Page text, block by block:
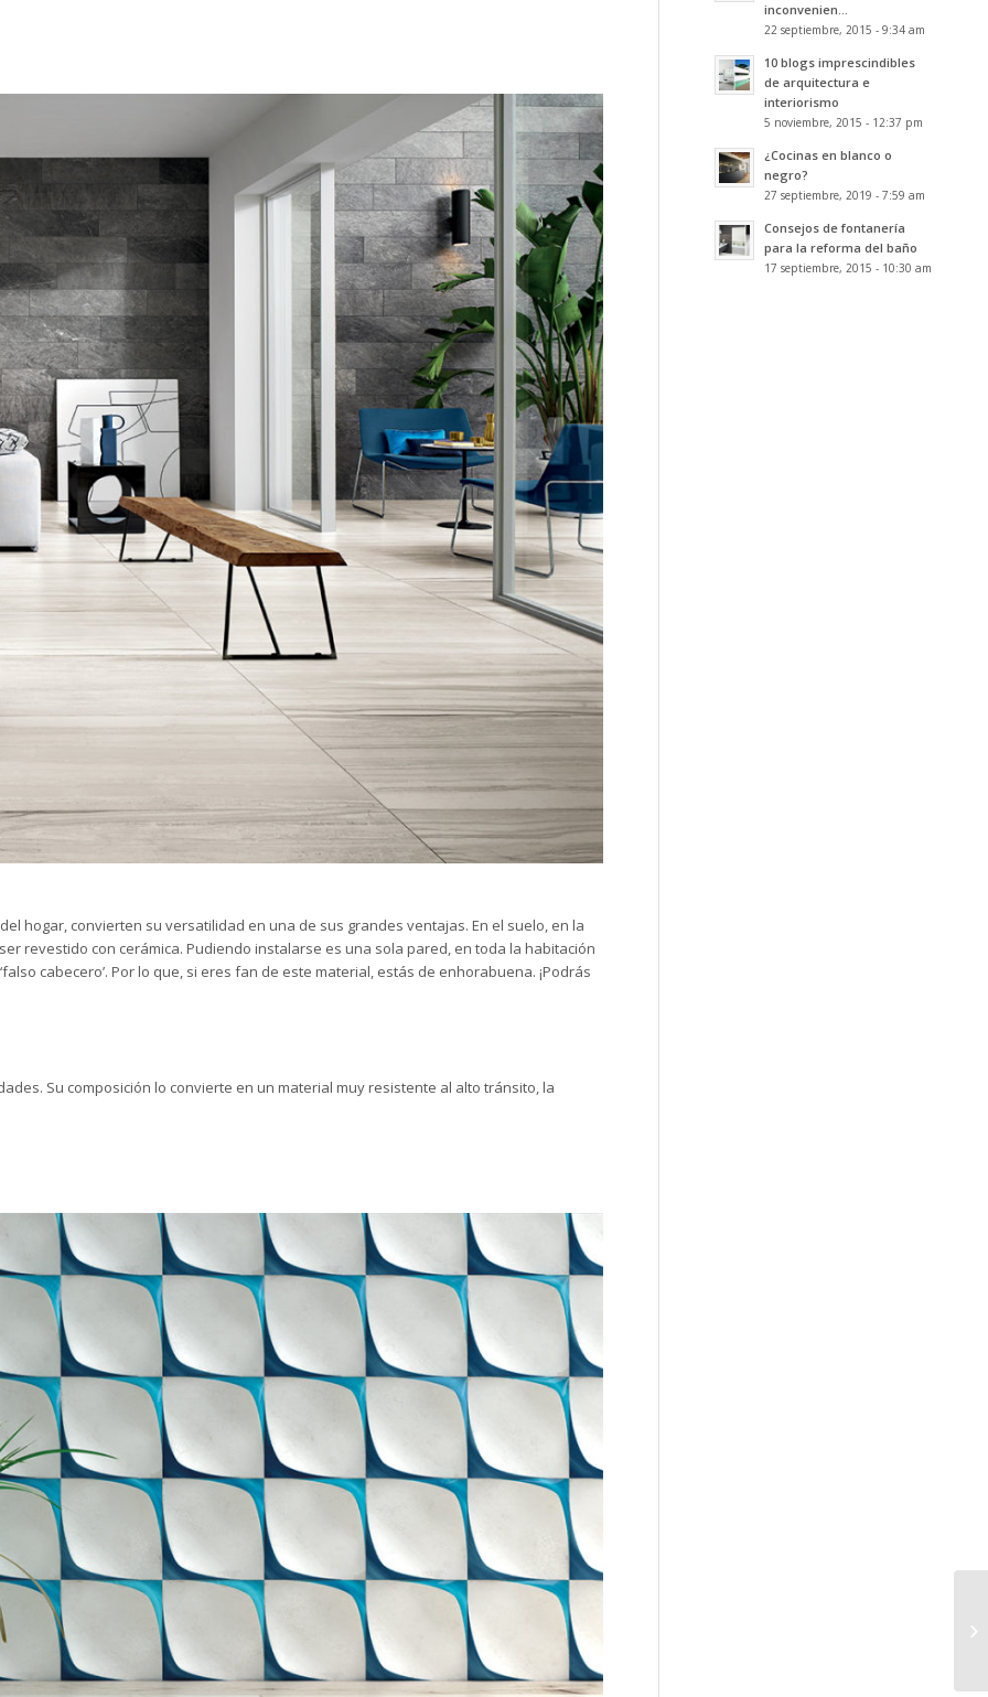
hogar, convierten su versatilidad en una de sus grandes ventajas. En el suelo, en la
revestido con cerámica. Pudiendo instalarse es una sola pared, en toda la habitación
cabecero’. Por lo que, si eres fan de este material, estás de enhorabuena. ¡Podrás
Su composición lo convierte en un material muy resistente al alto tránsito, la
inconvenien...
22 septiembre, 2015 - 9:34 am
10 blogs imprescindibles
de arquitectura e
interiorismo
5 noviembre, 2015 - 12:37 pm
¿Cocinas en blanco o
negro?
27 septiembre, 2019 - 7:59 am
Consejos de fontanería
para la reforma del baño
17 septiembre, 2015 - 10:30 am